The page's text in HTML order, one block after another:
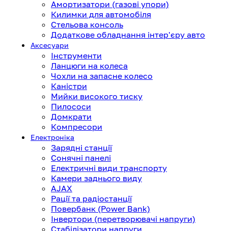
Амортизатори (газові упори)
Килимки для автомобіля
Стельова консоль
Додаткове обладнання інтер'єру авто
Аксесуари
Інструменти
Ланцюги на колеса
Чохли на запасне колесо
Каністри
Мийки високого тиску
Пилососи
Домкрати
Компресори
Електроніка
Зарядні станції
Сонячні панелі
Електричні види транспорту
Камери заднього виду
AJAX
Рації та радіостанції
Повербанк (Power Bank)
Інвертори (перетворювачі напруги)
Стабілізатори напруги